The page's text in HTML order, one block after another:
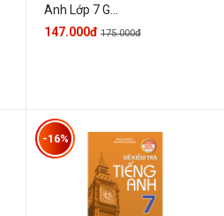
Anh Lớp 7 G...
147.000đ 175.000đ
-16%